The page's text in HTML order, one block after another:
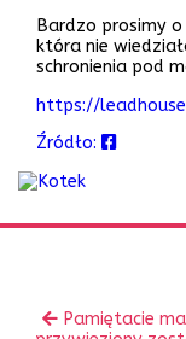
Bardzo prosimy
która nie
schronienia pod
https://
Źródło:
innePoprzedni
Pamiętacie